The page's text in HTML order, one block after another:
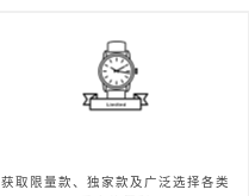
获取限量款、独家款及广泛选择各类